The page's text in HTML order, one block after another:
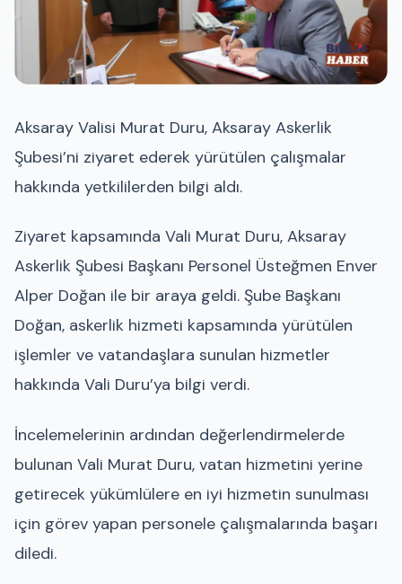
Aksaray Valisi Murat Duru, Aksaray Askerlik
Şubesi’ni ziyaret ederek yürütülen çalışmalar
hakkında yetkililerden bilgi aldı.
Ziyaret kapsamında Vali Murat Duru, Aksaray
Askerlik Şubesi Başkanı Personel Üsteğmen Enver
Alper Doğan ile bir araya geldi. Şube Başkanı
Doğan, askerlik hizmeti kapsamında yürütülen
işlemler ve vatandaşlara sunulan hizmetler
hakkında Vali Duru’ya bilgi verdi.
İncelemelerinin ardından değerlendirmelerde
bulunan Vali Murat Duru, vatan hizmetini yerine
getirecek yükümlülere en iyi hizmetin sunulması
için görev yapan personele çalışmalarında başarı
diledi.